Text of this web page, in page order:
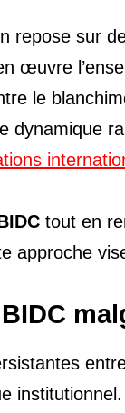
repose sur
œuvre
le
dynamique
tout en
approche